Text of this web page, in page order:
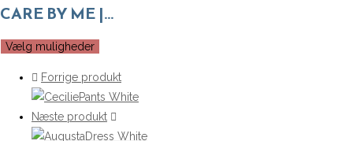
CARE BY ME |…
Vælg muligheder
Forrige produkt
Næste produkt